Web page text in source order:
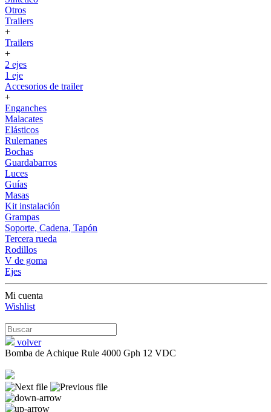
Otros
Trailers
+
Trailers
+
2 ejes
1 eje
Accesorios de trailer
+
Enganches
Malacates
Elásticos
Rulemanes
Bochas
Guardabarros
Luces
Guías
Masas
Kit instalación
Grampas
Soporte, Cadena, Tapón
Tercera rueda
Rodillos
V de goma
Ejes
Mi cuenta
Wishlist
volver
Bomba de Achique Rule 4000 Gph 12 VDC